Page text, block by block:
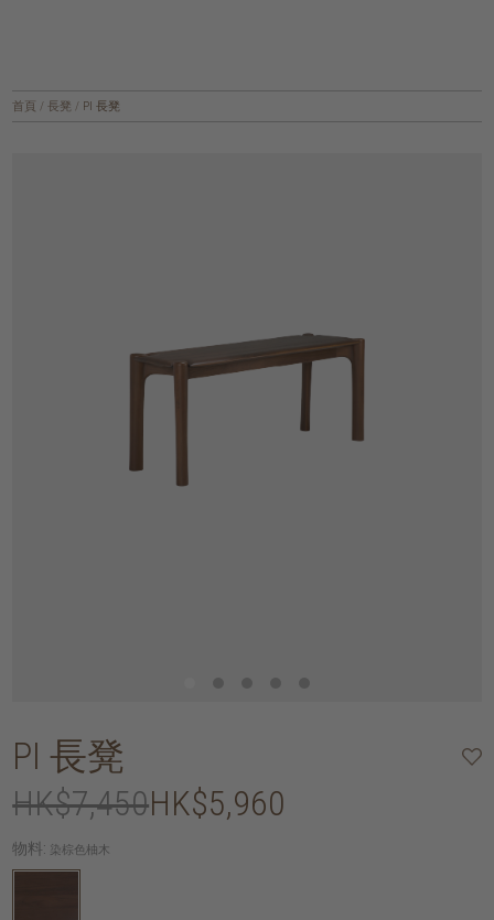
首頁 / 長凳 / PI 長凳
PI 長凳
HK$7,450HK$5,960
物料: 染棕色柚木